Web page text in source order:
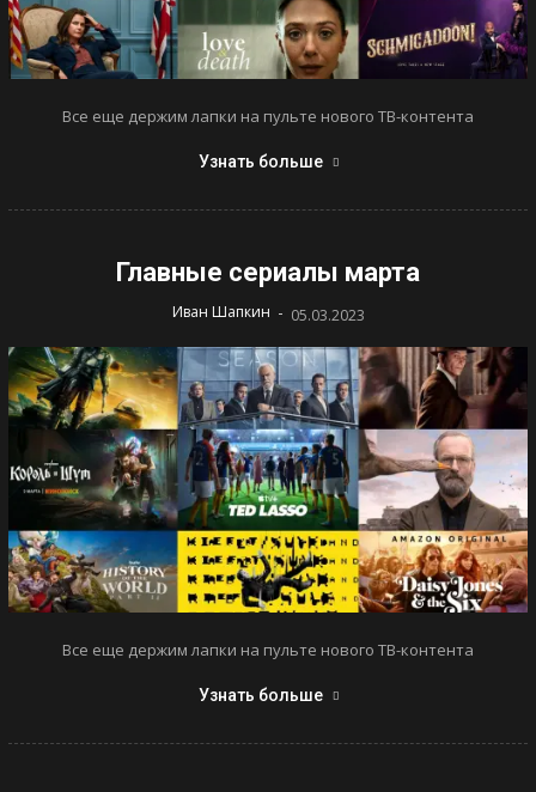
Все еще держим лапки на пульте нового ТВ-контента
Узнать больше
Главные сериалы марта
Иван Шапкин - 05.03.2023
Все еще держим лапки на пульте нового ТВ-контента
Узнать больше